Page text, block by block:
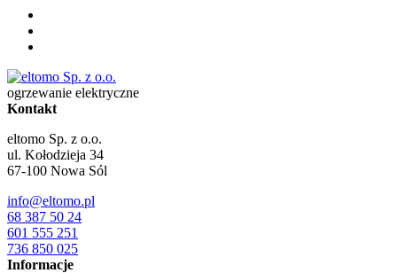
ogrzewanie elektryczne
Kontakt
eltomo Sp. z o.o.
ul. Kołodzieja 34
67-100 Nowa Sól
info@eltomo.pl
68 387 50 24
601 555 251
736 850 025
Informacje